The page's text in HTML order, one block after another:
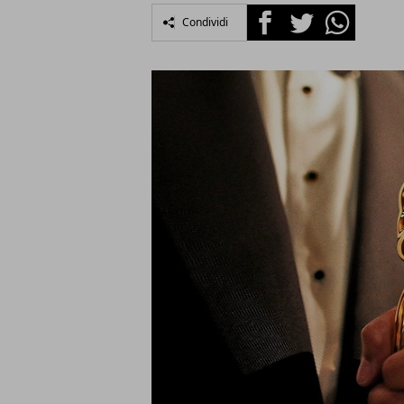
Condividi FacebookTwitterWhatsapp